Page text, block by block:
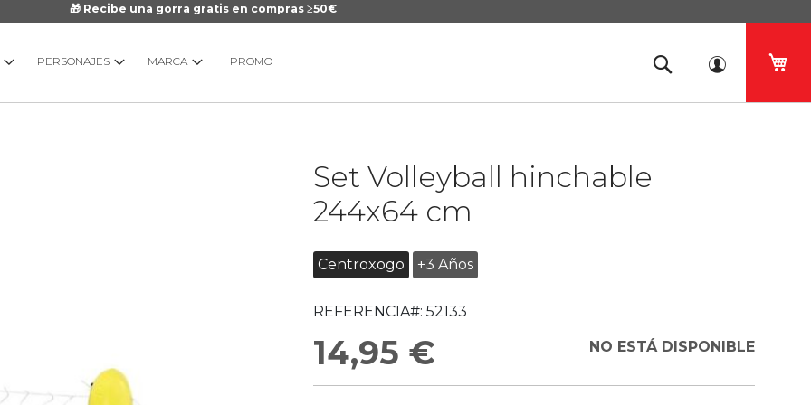
🎁 Recibe una gorra gratis en compras ≥50€
PERSONAJES MARCA PROMO
Set Volleyball hinchable
244x64 cm
Centroxogo +3 Años
REFERENCIA#: 52133
14,95 € NO ESTÁ DISPONIBLE
galería
imágenes